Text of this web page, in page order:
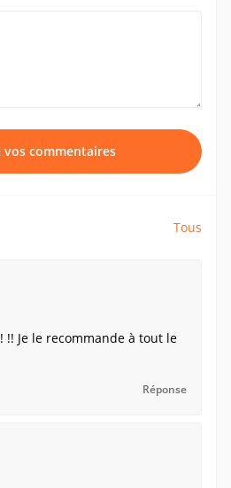
vos commentaires
Tous
!! Je le recommande à tout le
Réponse